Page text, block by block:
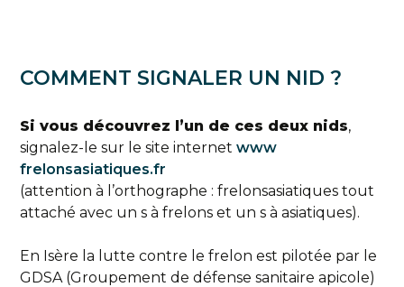
COMMENT SIGNALER UN NID ?
Si vous découvrez l’un de ces deux nids,
signalez-le sur le site internetwww
frelonsasiatiques.fr
(attention à l’orthographe : frelonsasiatiques tout
attaché avec un s à frelons et un s à asiatiques).
En Isère la lutte contre le frelon est pilotée par le
GDSA (Groupement de défense sanitaire apicole)